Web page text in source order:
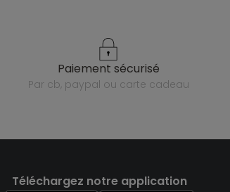
paiement sécurisé
par cb, paypal ou carte cadeau
Téléchargez notre application